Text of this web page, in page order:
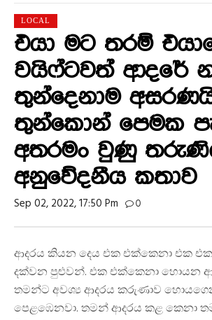
LOCAL
එයා මට තරම්
වයිෆ්ටවත් ආදරේ
තුන්දෙනාම
තුන්කොන් පෙමක
අතරමං වුණු
අනුවේදනීය කතාව
Sep 02, 2022, 17:50 Pm 0
ආදරය කියන දෙය එක එක්කෙනා එක
දක්වන පුළුවන්. එක එක්කෙනා හොයන
තමන්ට අවශ්‍ය ආදරය කරුණාව
පෙළඹෙනවා. තමන් ආදරය කළ කෙනා